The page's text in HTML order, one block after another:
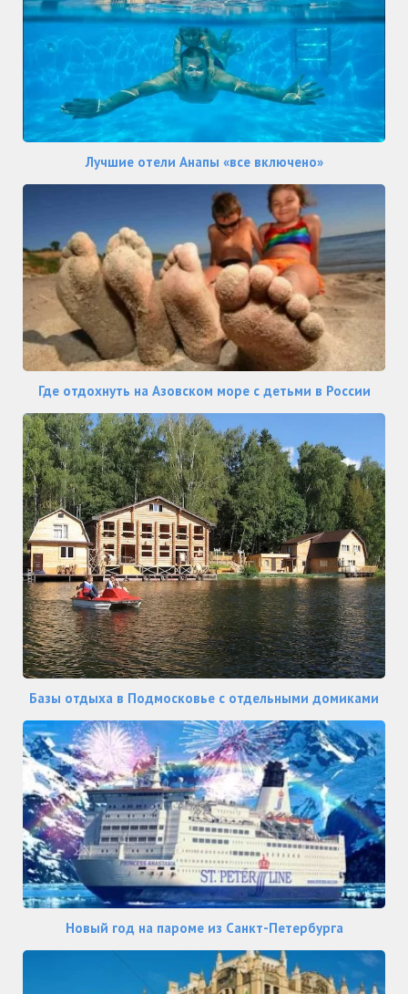
Лучшие отели Анапы «все включено»
Где отдохнуть на Азовском море с детьми в России
Базы отдыха в Подмосковье с отдельными домиками
Новый год на пароме из Санкт-Петербурга